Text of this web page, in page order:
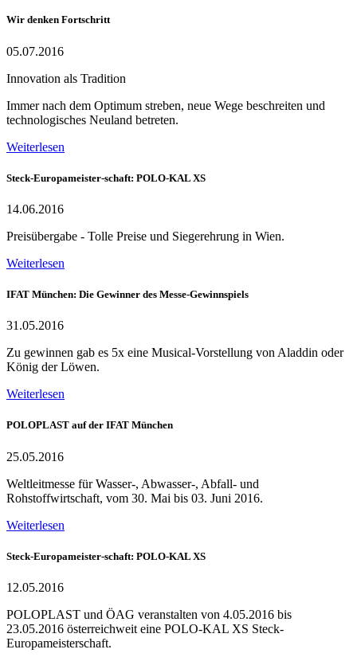
Wir denken Fortschritt
05.07.2016
Innovation als Tradition
Immer nach dem Optimum streben, neue Wege beschreiten und
technologisches Neuland betreten.
Weiterlesen
Steck-Europameister-schaft: POLO-KAL XS
14.06.2016
Preisübergabe - Tolle Preise und Siegerehrung in Wien.
Weiterlesen
IFAT München: Die Gewinner des Messe-Gewinnspiels
31.05.2016
Zu gewinnen gab es 5x eine Musical-Vorstellung von Aladdin oder
König der Löwen.
Weiterlesen
POLOPLAST auf der IFAT München
25.05.2016
Weltleitmesse für Wasser-, Abwasser-, Abfall- und
Rohstoffwirtschaft, vom 30. Mai bis 03. Juni 2016.
Weiterlesen
Steck-Europameister-schaft: POLO-KAL XS
12.05.2016
POLOPLAST und ÖAG veranstalten von 4.05.2016 bis
23.05.2016 österreichweit eine POLO-KAL XS Steck-
Europameisterschaft.